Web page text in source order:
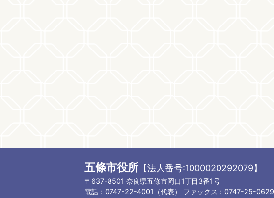
五條市役所 【法人番号:1000020292079】
〒637-8501 奈良県五條市岡口1丁目3番1号
電話：0747-22-4001（代表）
ファックス：0747-25-0629